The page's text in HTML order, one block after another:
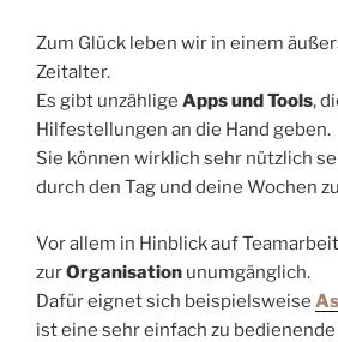
Zum Glück leben wir in einem
Zeitalter.
Es gibt unzählige Apps und Tools,
Hilfestellungen an die Hand geben.
Sie können wirklich sehr nützlich
durch den Tag und deine Wochen
Vor allem in Hinblick auf
zurOrganisation unumgänglich.
Dafür eignet sich beispielsweise
ist eine sehr einfach zu